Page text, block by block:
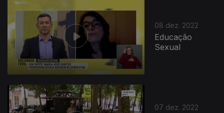
08 dez. 2022
Educação
Sexual
07 dez. 2022